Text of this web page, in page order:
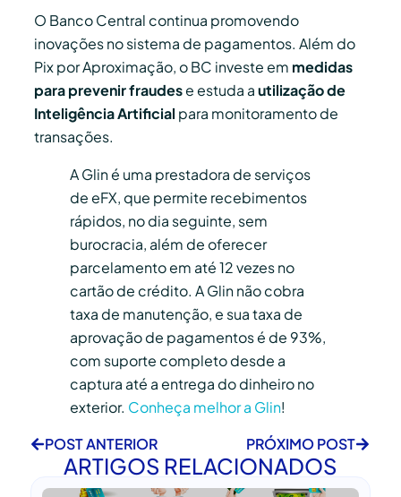
O Banco Central continua promovendo
inovações no sistema de pagamentos. Além do
Pix por Aproximação, o BC investe em medidas
para prevenir fraudese estuda autilização de
Inteligência Artificial para monitoramento de
transações.
A Glin é uma prestadora de serviços
de eFX, que permite recebimentos
rápidos, no dia seguinte, sem
burocracia, além de oferecer
parcelamento em até 12 vezes no
cartão de crédito. A Glin não cobra
taxa de manutenção, e sua taxa de
aprovação de pagamentos é de 93%,
com suporte completo desde a
captura até a entrega do dinheiro no
exterior. Conheça melhor a Glin!
POST ANTERIOR
PRÓXIMO POST
ARTIGOS RELACIONADOS